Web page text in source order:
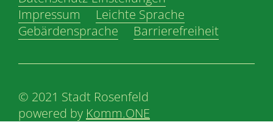
Impressum
Leichte Sprache
Gebärdensprache
Barrierefreiheit
© 2021 Stadt Rosenfeld
powered by Komm.ONE